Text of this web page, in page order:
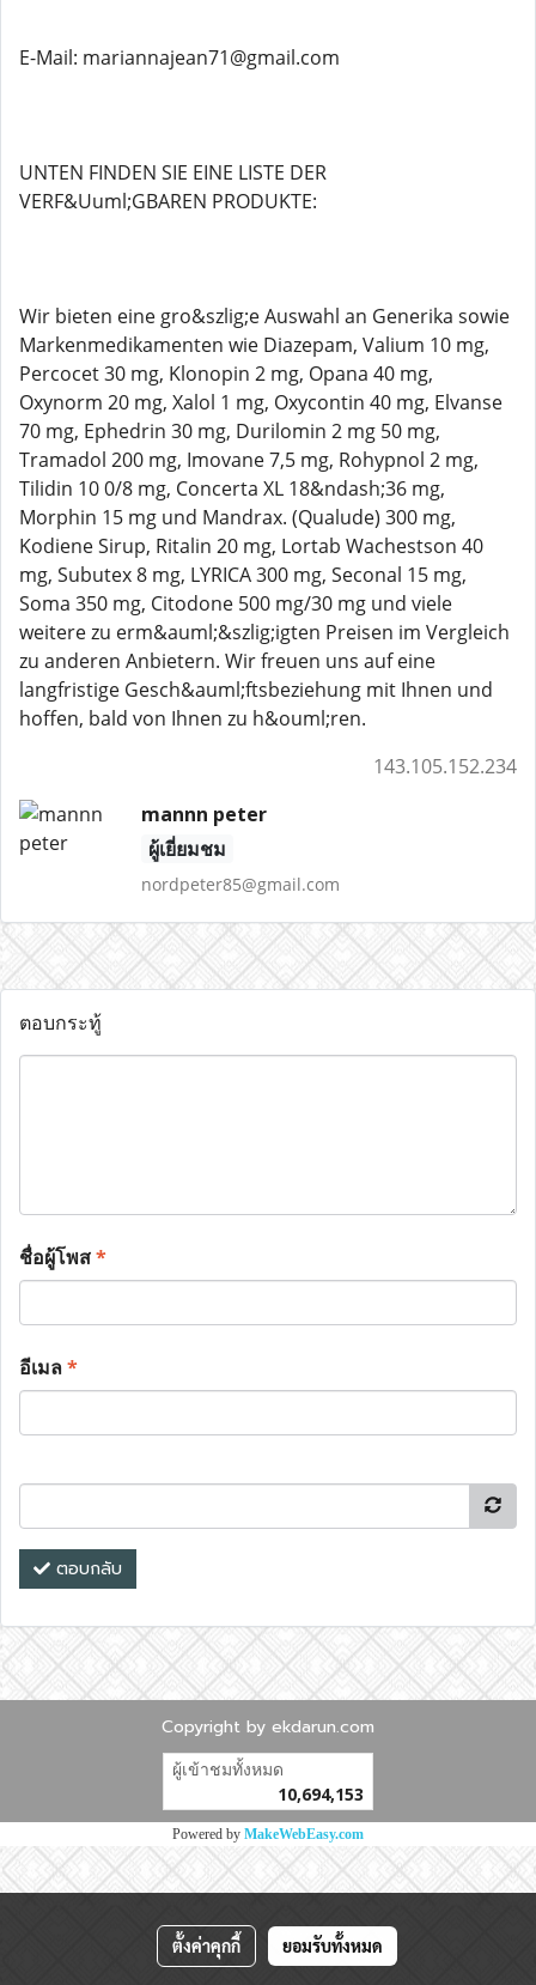
E-Mail: mariannajean71@gmail.com
UNTEN FINDEN SIE EINE LISTE DER
VERF&Uuml;GBAREN PRODUKTE:
Wir bieten eine gro&szlig;e Auswahl an Generika sowie
Markenmedikamenten wie Diazepam, Valium 10 mg,
Percocet 30 mg, Klonopin 2 mg, Opana 40 mg,
Oxynorm 20 mg, Xalol 1 mg, Oxycontin 40 mg, Elvanse
70 mg, Ephedrin 30 mg, Durilomin 2 mg 50 mg,
Tramadol 200 mg, Imovane 7,5 mg, Rohypnol 2 mg,
Tilidin 10 0/8 mg, Concerta XL 18&ndash;36 mg,
Morphin 15 mg und Mandrax. (Qualude) 300 mg,
Kodiene Sirup, Ritalin 20 mg, Lortab Wachestson 40
mg, Subutex 8 mg, LYRICA 300 mg, Seconal 15 mg,
Soma 350 mg, Citodone 500 mg/30 mg und viele
weitere zu erm&auml;&szlig;igten Preisen im Vergleich
zu anderen Anbietern. Wir freuen uns auf eine
langfristige Gesch&auml;ftsbeziehung mit Ihnen und
hoffen, bald von Ihnen zu h&ouml;ren.
143.105.152.234
mannn peter
ผู้เยี่ยมชม
nordpeter85@gmail.com
ตอบกระทู้
ชื่อผู้โพส*
อีเมล*
ตอบกลับ
Copyright by ekdarun.com
ผู้เข้าชมทั้งหมด
10,694,153
Powered by MakeWebEasy.com
ตั้งค่าคุกกี้ ยอมรับทั้งหมด